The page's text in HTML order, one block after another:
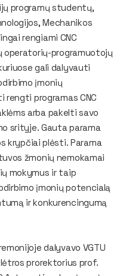
programų studentų,
Mechanikos
rengiami CNC
programuotojų
gali dalyvauti
įmonių
programas CNC
arba pakelti savo
srityje. Gauta parama
krypčiai plėsti. Parama
žmonių nemokamai
mokymus ir taip
įmonių potencialą
ir konkurencingumą
dalyvavo VGTU
prorektorius prof.